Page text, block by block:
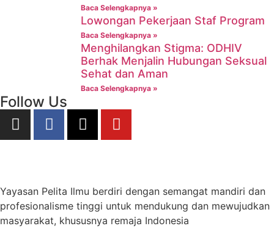
Baca Selengkapnya »
Lowongan Pekerjaan Staf Program
Baca Selengkapnya »
Menghilangkan Stigma: ODHIV
Berhak Menjalin Hubungan Seksual
Sehat dan Aman
Baca Selengkapnya »
Follow Us
Yayasan Pelita Ilmu berdiri dengan semangat mandiri dan
profesionalisme tinggi untuk mendukung dan mewujudkan
masyarakat, khususnya remaja Indonesia